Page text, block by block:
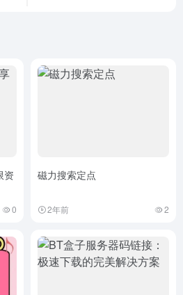
资
0
磁力搜索定点
2年前 2